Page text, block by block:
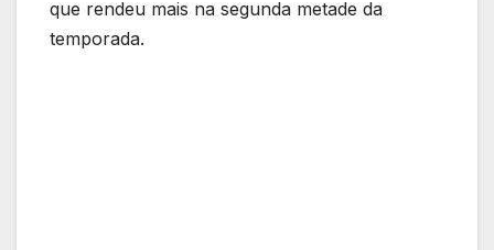
que rendeu mais na segunda metade da
temporada.